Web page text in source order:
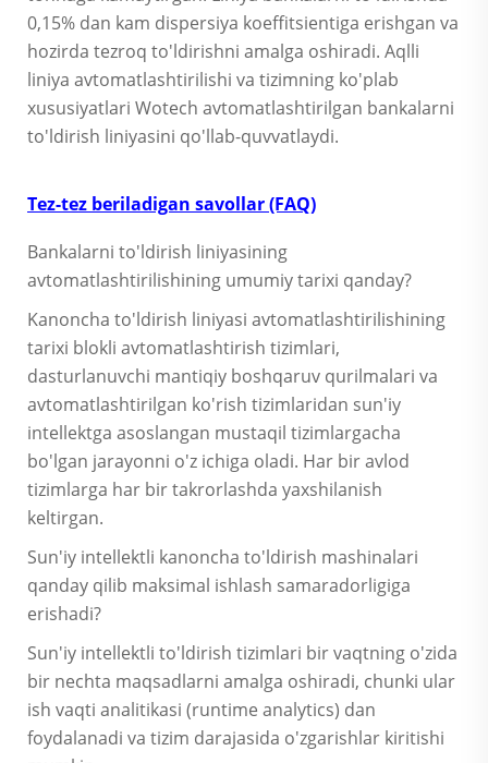
0,15% dan kam dispersiya koeffitsientiga erishgan va
hozirda tezroq to'ldirishni amalga oshiradi. Aqlli
liniya avtomatlashtirilishi va tizimning ko'plab
xususiyatlari Wotech avtomatlashtirilgan bankalarni
to'ldirish liniyasini qo'llab-quvvatlaydi.
Tez-tez beriladigan savollar (FAQ)
Bankalarni to'ldirish liniyasining
avtomatlashtirilishining umumiy tarixi qanday?
Kanoncha to'ldirish liniyasi avtomatlashtirilishining
tarixi blokli avtomatlashtirish tizimlari,
dasturlanuvchi mantiqiy boshqaruv qurilmalari va
avtomatlashtirilgan ko'rish tizimlaridan sun'iy
intellektga asoslangan mustaqil tizimlargacha
bo'lgan jarayonni o'z ichiga oladi. Har bir avlod
tizimlarga har bir takrorlashda yaxshilanish
keltirgan.
Sun'iy intellektli kanoncha to'ldirish mashinalari
qanday qilib maksimal ishlash samaradorligiga
erishadi?
Sun'iy intellektli to'ldirish tizimlari bir vaqtning o'zida
bir nechta maqsadlarni amalga oshiradi, chunki ular
ish vaqti analitikasi (runtime analytics) dan
foydalanadi va tizim darajasida o'zgarishlar kiritishi